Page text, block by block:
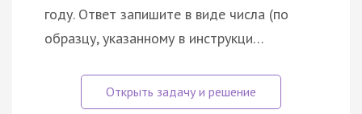
году. Ответ запишите в виде числа (по
образцу, указанному в инструкци…